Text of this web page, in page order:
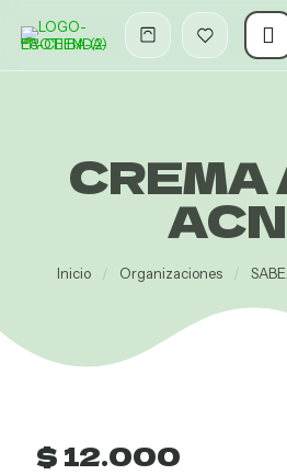
Inicio / Organizaciones /
$ 12.000